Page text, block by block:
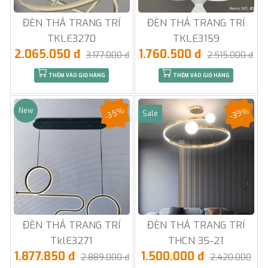
ĐÈN THẢ TRANG TRÍ
TKLE3270
2.065.050 đ 3.177.000 đ
THÊM VÀO GIỎ HÀNG
ĐÈN THẢ TRANG TRÍ
TKLE3159
1.760.500 đ 2.515.000 đ
THÊM VÀO GIỎ HÀNG
New
ĐÈN THẢ TRANG TRÍ
TklE3271
-35%
1.877.850 đ 2.889.000 đ
Sale
ĐÈN THẢ TRANG TRÍ
THCN 35-21
-39%
1.500.000 đ 2.420.000